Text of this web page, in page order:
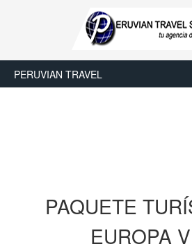
PERUVIAN TRAVEL
PAQUETE
EUROPA